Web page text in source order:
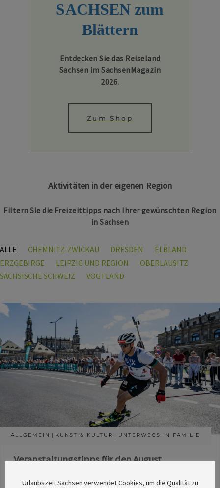
SACHSEN zum
Blättern
Entdecken Sie das Reiseland
Sachsen im SachsenMagazin
2026.
Zum Shop
Aktivitäten in der eigenen Region
Filtern Sie die Freizeittipps nach Ihrer gewünschten Region
in Sachsen
ALLE CHEMNITZ-ZWICKAU DRESDEN
ELBLAND
ERZGEBIRGE
LEIPZIG UND REGION
OBERLAUSITZ
SÄCHSISCHE SCHWEIZ
VOGTLAND
ALLGEMEIN KUNST & KULTUR UNTERWEGS IN FAMILIE
Veranstaltungstipps für den August
Urlaubszeit Sachsen verwendet Cookies, um die Qualität zu